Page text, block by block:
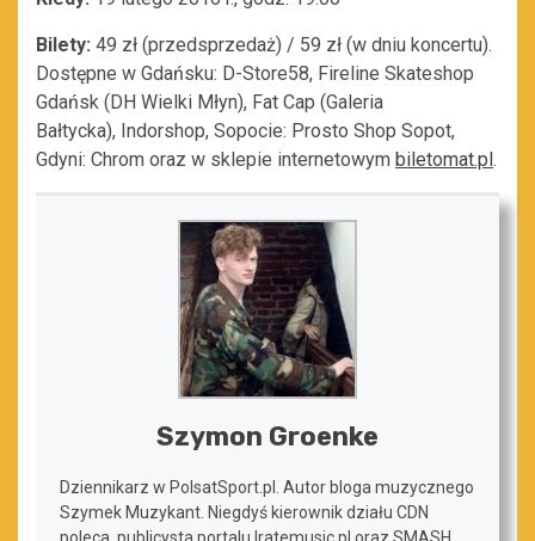
Bilety: 49 zł (przedsprzedaż) / 59 zł (w dniu koncertu).
Dostępne w Gdańsku: D-Store58, Fireline Skateshop
Gdańsk (DH Wielki Młyn), Fat Cap (Galeria
Bałtycka), Indorshop, Sopocie: Prosto Shop Sopot,
Gdyni: Chrom oraz w sklepie internetowym biletomat.pl.
Szymon Groenke
Dziennikarz w PolsatSport.pl. Autor bloga muzycznego
Szymek Muzykant. Niegdyś kierownik działu CDN
poleca, publicysta portalu Iratemusic.pl oraz SMASH.